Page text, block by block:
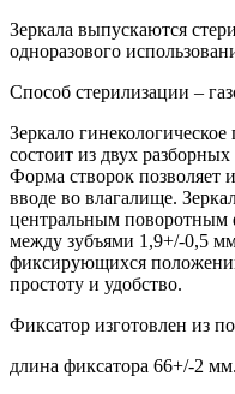
Зеркала выпускаются
одноразового
Способ стерилизации –
Зеркало
состоит из двух
Форма створок
вводе во влагалище.
центральным поворотным
между зубъями 1,9+/-0,5
фиксирующихся
простоту и удобство.
Фиксатор изготовлен из
длина фиксатора 66+/-2 мм.